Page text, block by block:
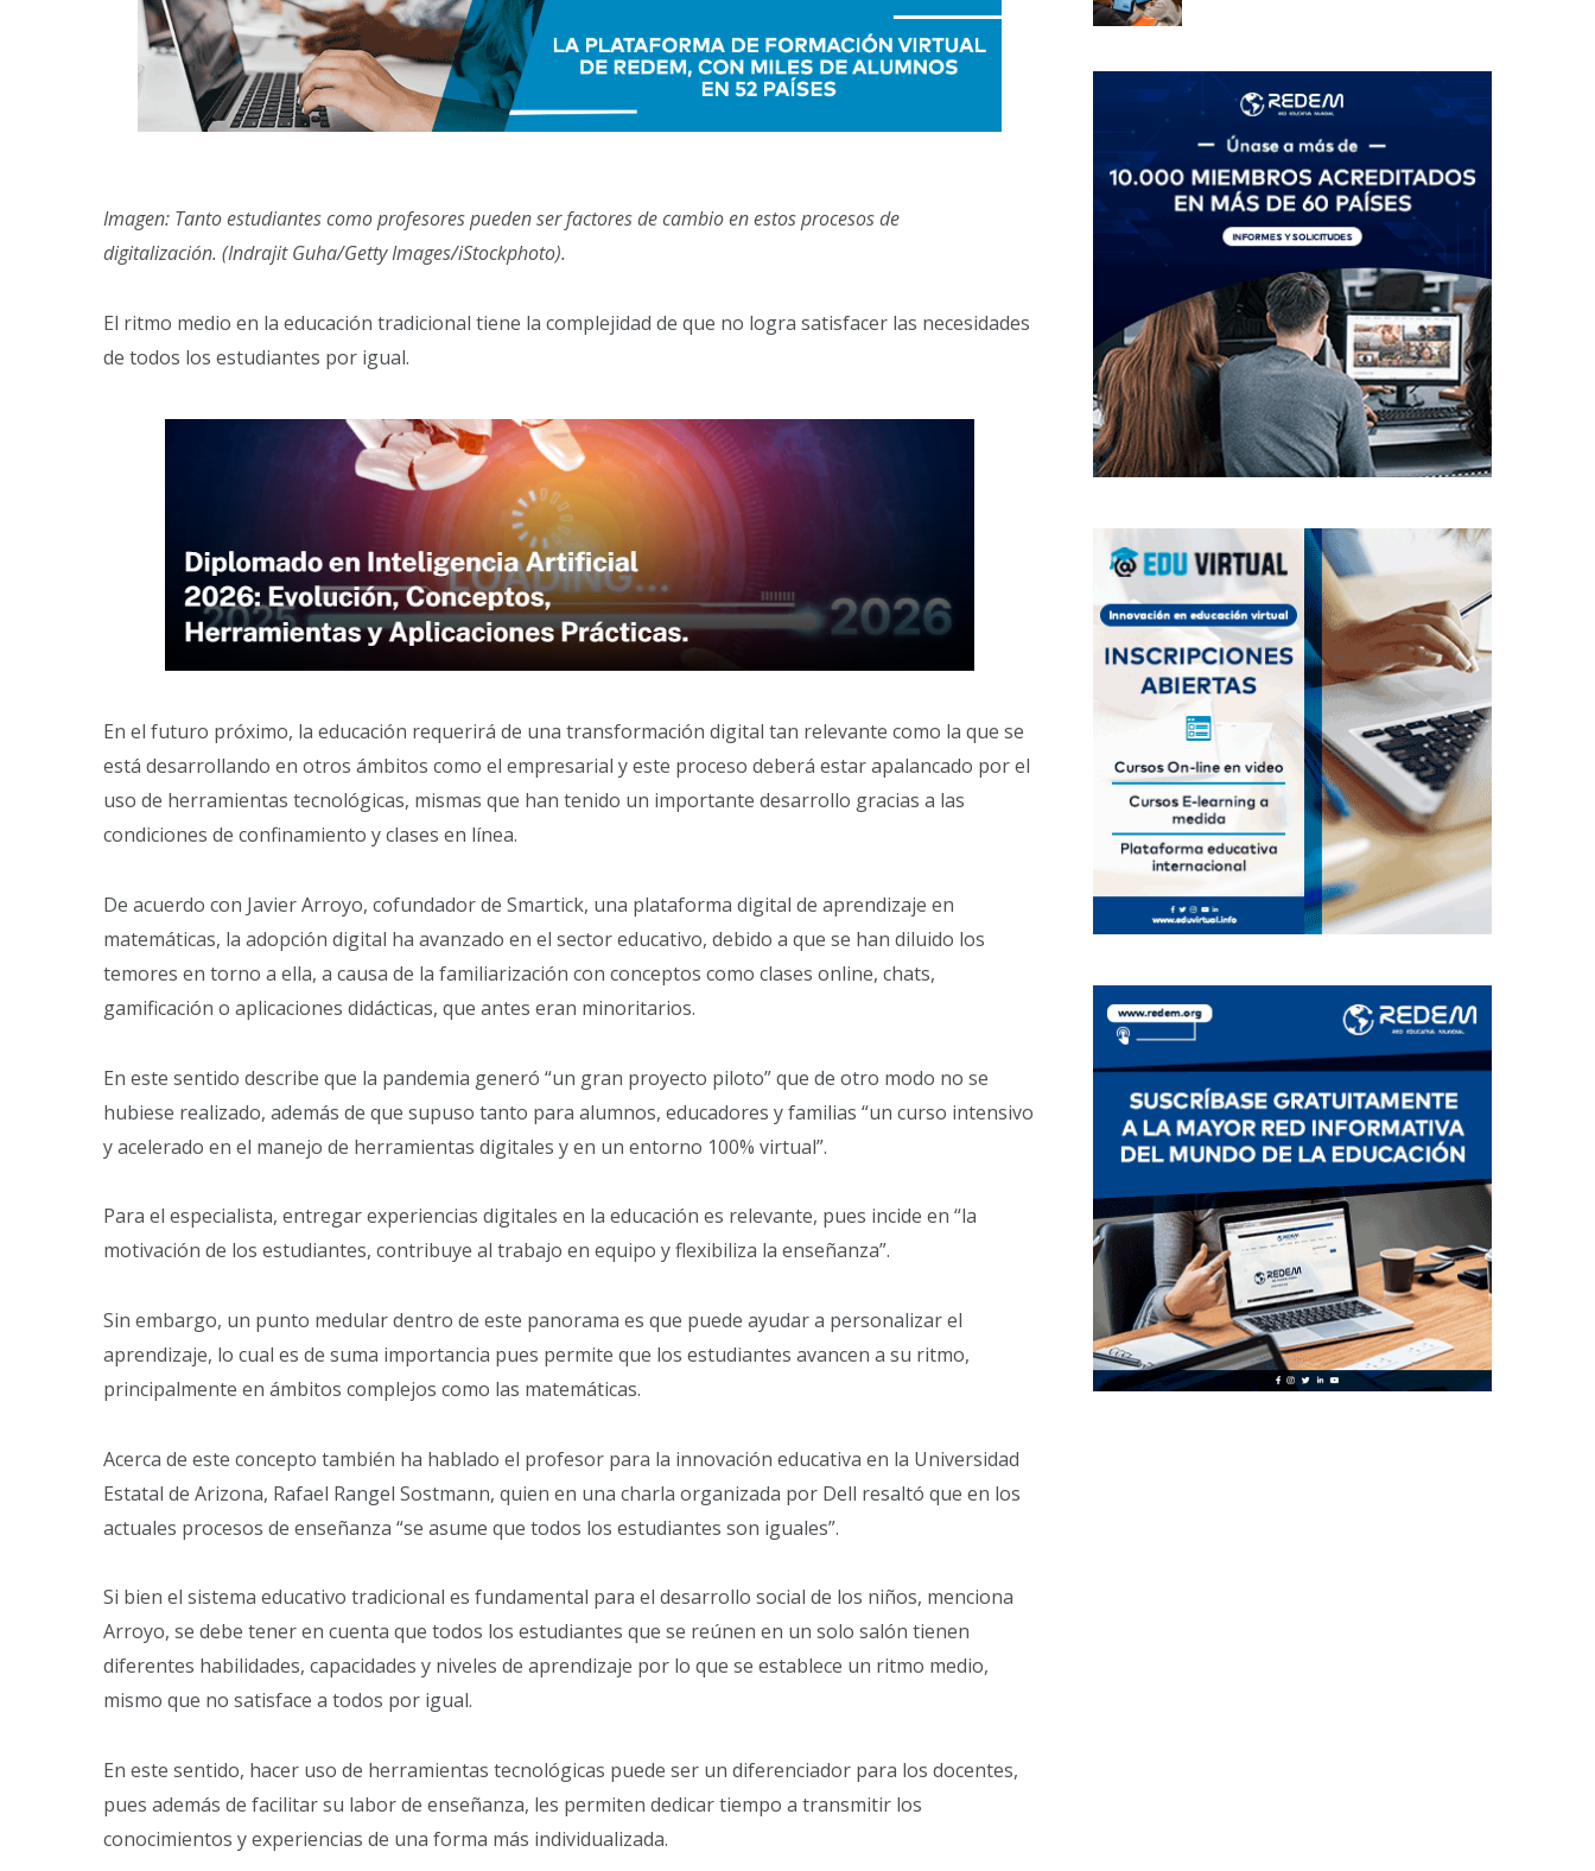
Imagen: Tanto estudiantes como profesores pueden ser factores de cambio en estos procesos de
digitalización. (Indrajit Guha/Getty Images/iStockphoto).
El ritmo medio en la educación tradicional tiene la complejidad de que no logra satisfacer las necesidades
de todos los estudiantes por igual.
En el futuro próximo, la educación requerirá de una transformación digital tan relevante como la que se
está desarrollando en otros ámbitos como el empresarial y este proceso deberá estar apalancado por el
uso de herramientas tecnológicas, mismas que han tenido un importante desarrollo gracias a las
condiciones de confinamiento y clases en línea.
De acuerdo con Javier Arroyo, cofundador de Smartick, una plataforma digital de aprendizaje en
matemáticas, la adopción digital ha avanzado en el sector educativo, debido a que se han diluido los
temores en torno a ella, a causa de la familiarización con conceptos como clases online, chats,
gamificación o aplicaciones didácticas, que antes eran minoritarios.
En este sentido describe que la pandemia generó “un gran proyecto piloto” que de otro modo no se
hubiese realizado, además de que supuso tanto para alumnos, educadores y familias “un curso intensivo
y acelerado en el manejo de herramientas digitales y en un entorno 100% virtual”.
Para el especialista, entregar experiencias digitales en la educación es relevante, pues incide en “la
motivación de los estudiantes, contribuye al trabajo en equipo y flexibiliza la enseñanza”.
Sin embargo, un punto medular dentro de este panorama es que puede ayudar a personalizar el
aprendizaje, lo cual es de suma importancia pues permite que los estudiantes avancen a su ritmo,
principalmente en ámbitos complejos como las matemáticas.
Acerca de este concepto también ha hablado el profesor para la innovación educativa en la Universidad
Estatal de Arizona, Rafael Rangel Sostmann, quien en una charla organizada por Dell resaltó que en los
actuales procesos de enseñanza “se asume que todos los estudiantes son iguales”.
Si bien el sistema educativo tradicional es fundamental para el desarrollo social de los niños, menciona
Arroyo, se debe tener en cuenta que todos los estudiantes que se reúnen en un solo salón tienen
diferentes habilidades, capacidades y niveles de aprendizaje por lo que se establece un ritmo medio,
mismo que no satisface a todos por igual.
En este sentido, hacer uso de herramientas tecnológicas puede ser un diferenciador para los docentes,
pues además de facilitar su labor de enseñanza, les permiten dedicar tiempo a transmitir los
conocimientos y experiencias de una forma más individualizada.